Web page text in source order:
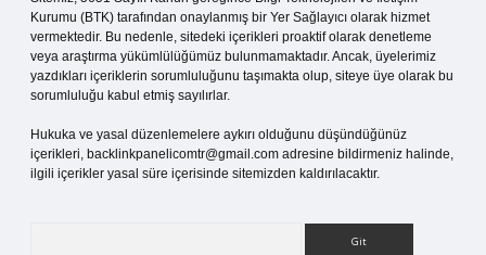
Kurumu (BTK) tarafından onaylanmış bir Yer Sağlayıcı olarak hizmet
vermektedir. Bu nedenle, sitedeki içerikleri proaktif olarak denetleme
veya araştırma yükümlülüğümüz bulunmamaktadır. Ancak, üyelerimiz
yazdıkları içeriklerin sorumluluğunu taşımakta olup, siteye üye olarak bu
sorumluluğu kabul etmiş sayılırlar.
Hukuka ve yasal düzenlemelere aykırı olduğunu düşündüğünüz
içerikleri, backlinkpanelicomtr@gmail.com adresine bildirmeniz halinde,
ilgili içerikler yasal süre içerisinde sitemizden kaldırılacaktır.